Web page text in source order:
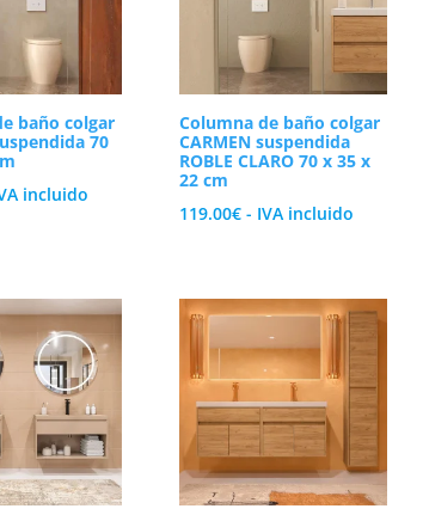
baño colgar
70
incluido
Columna de baño colgar
CARMEN suspendida
ROBLE CLARO 70 x 35 x
22 cm
119.00€ - IVA incluido